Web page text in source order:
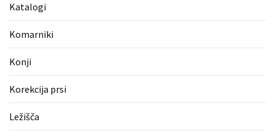
oprema
(1)
Vodovod
Blefaroplastika
(1)
Katalogi
Komarniki
Konji
Korekcija prsi
Ležišča